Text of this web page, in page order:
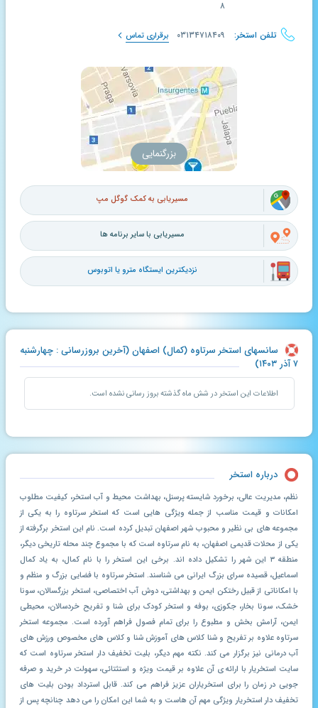
۸
تلفن استخر: ۰۳۱۳۴۷۱۸۴۰۹ برقراری تماس
بزرگنمایی
مسیریابی به کمک گوگل مپ
مسیریابی با سایر برنامه ها
نزدیکترین ایستگاه مترو یا اتوبوس
سانسهای استخر سرتاوه (کمال) اصفهان (آخرین بروزرسانی : چهارشنبه
۷ آذر ۱۴۰۳)
اطلاعات این استخر در شش ماه گذشته بروز رسانی نشده است.
درباره استخر
نظم، مدیریت عالی، برخورد شایسته پرسنل، بهداشت محیط و آب استخر، کیفیت مطلوب
امکانات و قیمت مناسب از جمله ویژگی هایی است که استخر سرتاوه را به یکی از
مجموعه های بی نظیر و محبوب شهر اصفهان تبدیل کرده است. نام این استخر برگرفته از
یکی از محلات قدیمی اصفهان، به نام سرتاوه است که با مجموع چند محله تاریخی دیگر،
منطقه ۳ این شهر را تشکیل داده اند. برخی این استخر را با نام کمال، به یاد کمال
اسماعیل، قصیده سرای بزرگ ایرانی می شناسند. استخر سرتاوه با فضایی بزرگ و منظم و
با امکاناتی از قبیل رختکن ایمن و بهداشتی، دوش آب اختصاصی، استخر بزرگسالان، سونا
خشک، سونا بخار، جکوزی، بوفه و استخر کودک برای شنا و تفریح خردسالان، محیطی
ایمن، آرامش بخش و مطبوع را برای تمام فصول فراهم آورده است. مجموعه استخر
سرتاوه علاوه بر تفریح و شنا کلاس های آموزش شنا و کلاس های مخصوص ورزش های
آب درمانی نیز برگزار می کند. نکته مهم دیگر، بلیت تخفیف دار استخر سرتاوه است که
سایت استخریار با ارائه ی آن علاوه بر قیمت ویژه و استثتائی، سهولت در خرید و صرفه
جویی در زمان را برای استخریاران عزیز فراهم می کند. قابل استرداد بودن بلیت های
تخفیف دار استخریار ویژگی مهم آن هاست و به شما این امکان را می دهد چنانچه پس از